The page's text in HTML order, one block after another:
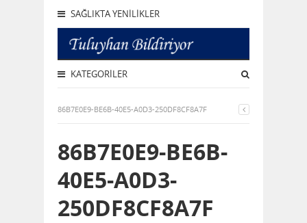
SAĞLIKTA YENILIKLER
KATEGORILER
86B7E0E9-BE6B-40E5-A0D3-250DF8CF8A7F
86B7E0E9-BE6B-
40E5-A0D3-
250DF8CF8A7F